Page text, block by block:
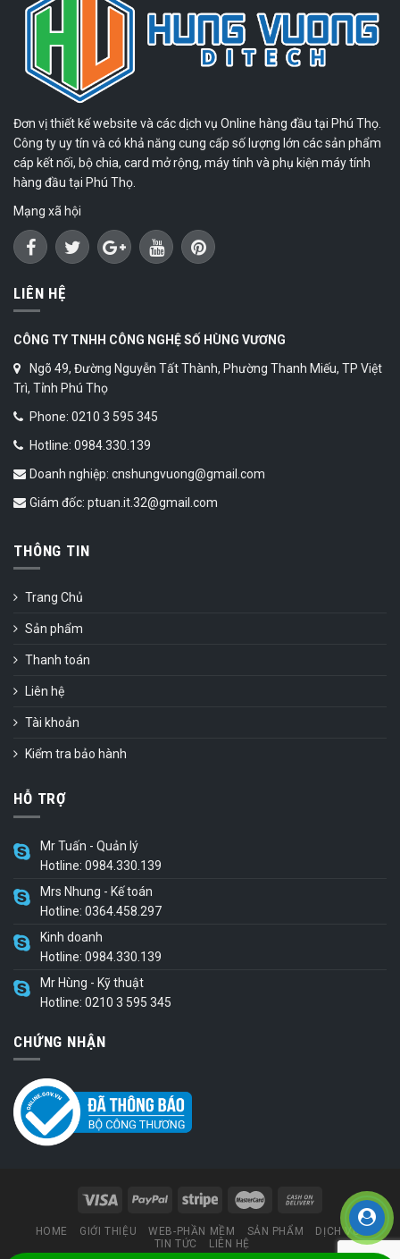
Đơn vị thiết kế website và các dịch vụ Online hàng đầu tại Phú Thọ.
Công ty uy tín và có khả năng cung cấp số lượng lớn các sản phẩm
cáp kết nối, bộ chia, card mở rộng, máy tính và phụ kiện máy tính
hàng đầu tại Phú Thọ.
Mạng xã hội
LIÊN HỆ
CÔNG TY TNHH CÔNG NGHỆ SỐ HÙNG VƯƠNG
Ngõ 49, Đường Nguyễn Tất Thành, Phường Thanh Miếu, TP Việt
Trì, Tỉnh Phú Thọ
Phone: 0210 3 595 345
Hotline: 0984.330.139
Doanh nghiệp: cnshungvuong@gmail.com
Giám đốc: ptuan.it.32@gmail.com
THÔNG TIN
Trang Chủ
Sản phẩm
Thanh toán
Liên hệ
Tài khoản
Kiểm tra bảo hành
HỖ TRỢ
Mr Tuấn - Quản lý
Hotline: 0984.330.139
Mrs Nhung - Kế toán
Hotline: 0364.458.297
Kinh doanh
Hotline: 0984.330.139
Mr Hùng - Kỹ thuật
Hotline: 0210 3 595 345
CHỨNG NHẬN
HOME GIỚI THIỆU WEB-PHẦN MỀM SẢN PHẨM
DỊCH VỤ
TIN TỨC
LIÊN HỆ